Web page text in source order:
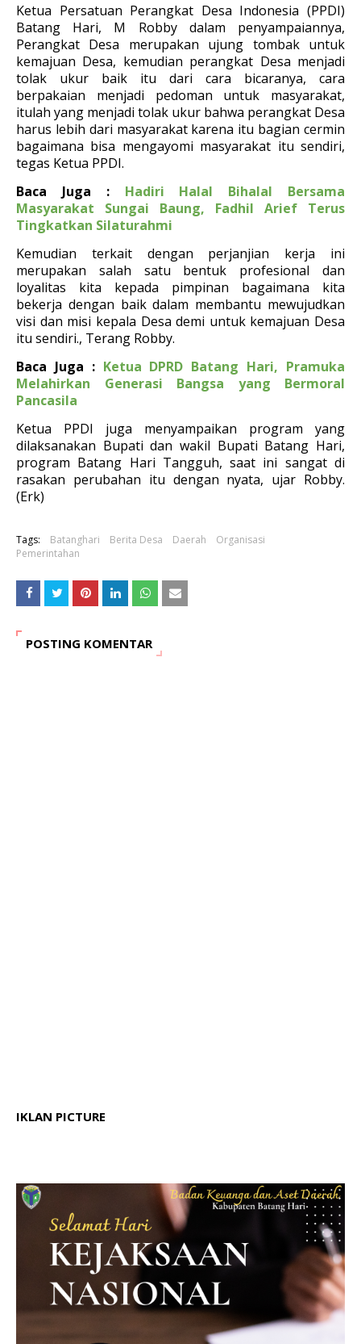
Ketua Persatuan Perangkat Desa Indonesia (PPDI)
Batang Hari, M Robby dalam penyampaiannya,
Perangkat Desa merupakan ujung tombak untuk
kemajuan Desa, kemudian perangkat Desa menjadi
tolak ukur baik itu dari cara bicaranya, cara
berpakaian menjadi pedoman untuk masyarakat,
itulah yang menjadi tolak ukur bahwa perangkat Desa
harus lebih dari masyarakat karena itu bagian cermin
bagaimana bisa mengayomi masyarakat itu sendiri,
tegas Ketua PPDI.
Baca Juga : Hadiri Halal Bihalal Bersama
Masyarakat Sungai Baung, Fadhil Arief Terus
Tingkatkan Silaturahmi
Kemudian terkait dengan perjanjian kerja ini
merupakan salah satu bentuk profesional dan
loyalitas kita kepada pimpinan bagaimana kita
bekerja dengan baik dalam membantu mewujudkan
visi dan misi kepala Desa demi untuk kemajuan Desa
itu sendiri., Terang Robby.
Baca Juga : Ketua DPRD Batang Hari, Pramuka
Melahirkan Generasi Bangsa yang Bermoral
Pancasila
Ketua PPDI juga menyampaikan program yang
dilaksanakan Bupati dan wakil Bupati Batang Hari,
program Batang Hari Tangguh, saat ini sangat di
rasakan perubahan itu dengan nyata, ujar Robby.
(Erk)
Tags: Batanghari Berita Desa Daerah
Organisasi
Pemerintahan
POSTING KOMENTAR
IKLAN PICTURE